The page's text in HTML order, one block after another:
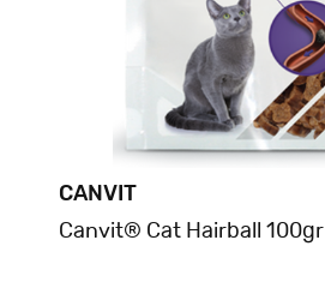
CANVIT
Canvit® Cat Hairball 100gr